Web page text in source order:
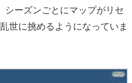
シーズンごとにマップがリセ
世に挑めるようになっていま